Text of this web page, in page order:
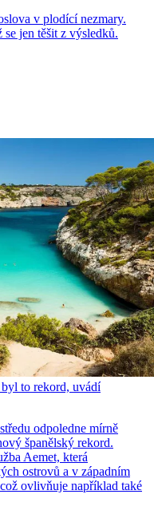
v plodící nezmary.
jen těšit z výsledků.
to rekord, uvádí
odpoledne mírně
španělský rekord.
Aemet, která
ostrovů a v západním
ovlivňuje například také